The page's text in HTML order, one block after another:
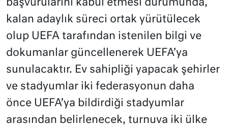
başvurularını kabul etmesi durumunda,
kalan adaylık süreci ortak yürütülecek
olup UEFA tarafından istenilen bilgi ve
dokumanlar güncellenerek UEFA’ya
sunulacaktır. Ev sahipliği yapacak şehirler
ve stadyumlar iki federasyonun daha
önce UEFA’ya bildirdiği stadyumlar
arasından belirlenecek, turnuva iki ülke